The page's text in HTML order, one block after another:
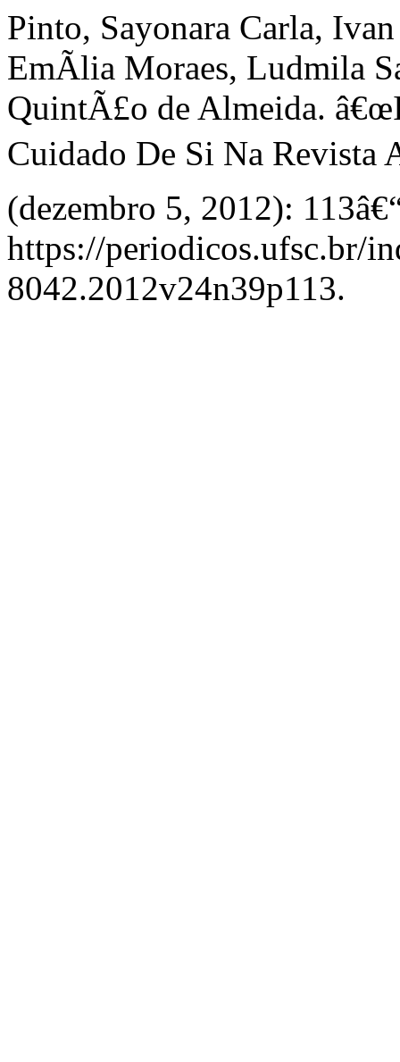
Pinto, Sayonara Carla,
EmÃ­lia Moraes, Ludmila
QuintÃ£o de Almeida.
Cuidado De Si Na Revista
(dezembro 5, 2012):
https://periodicos.ufsc.br/
8042.2012v24n39p113.